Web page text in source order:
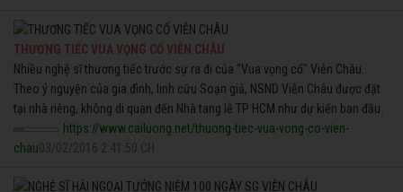
THƯƠNG TIẾC VUA VỌNG CỔ VIỄN CHÂU
Nhiều nghệ sĩ thương tiếc trước sự ra đi của "Vua vọng cổ" Viễn Châu.
Theo ý nguyện của gia đình, linh cữu Soạn giả, NSND Viễn Châu được đặt
tại nhà riêng, không di quan đến Nhà tang lễ TP HCM như dự kiến ban đầu.
https://www.cailuong.net/thuong-tiec-vua-vong-co-vien-
chau 03/02/2016 2:41:50 CH